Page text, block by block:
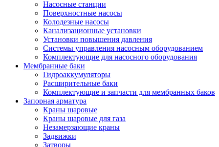
Насосные станции
Поверхностные насосы
Колодезные насосы
Канализационные установки
Установки повышения давления
Системы управления насосным оборудованием
Комплектующие для насосного оборудования
Мембранные баки
Гидроаккумуляторы
Расширительные баки
Комплектующие и запчасти для мембранных баков
Запорная арматура
Краны шаровые
Краны шаровые для газа
Незамерзающие краны
Задвижки
Затворы